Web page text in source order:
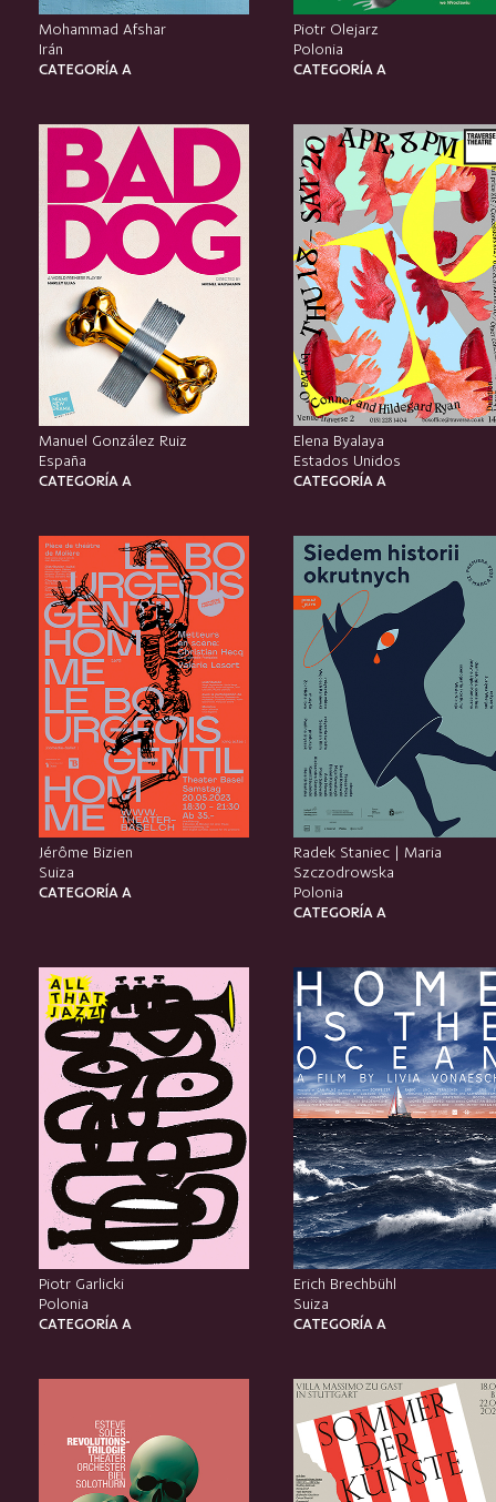
Mohammad Afshar
Irán
CATEGORÍA A
Piotr Olejarz
Polonia
CATEGORÍA A
Manuel González Ruiz
España
CATEGORÍA A
Elena Byalaya
Estados Unidos
CATEGORÍA A
Jérôme Bizien
Suiza
CATEGORÍA A
Radek Staniec | Maria
Szczodrowska
Polonia
CATEGORÍA A
Piotr Garlicki
Polonia
CATEGORÍA A
Erich Brechbühl
Suiza
CATEGORÍA A